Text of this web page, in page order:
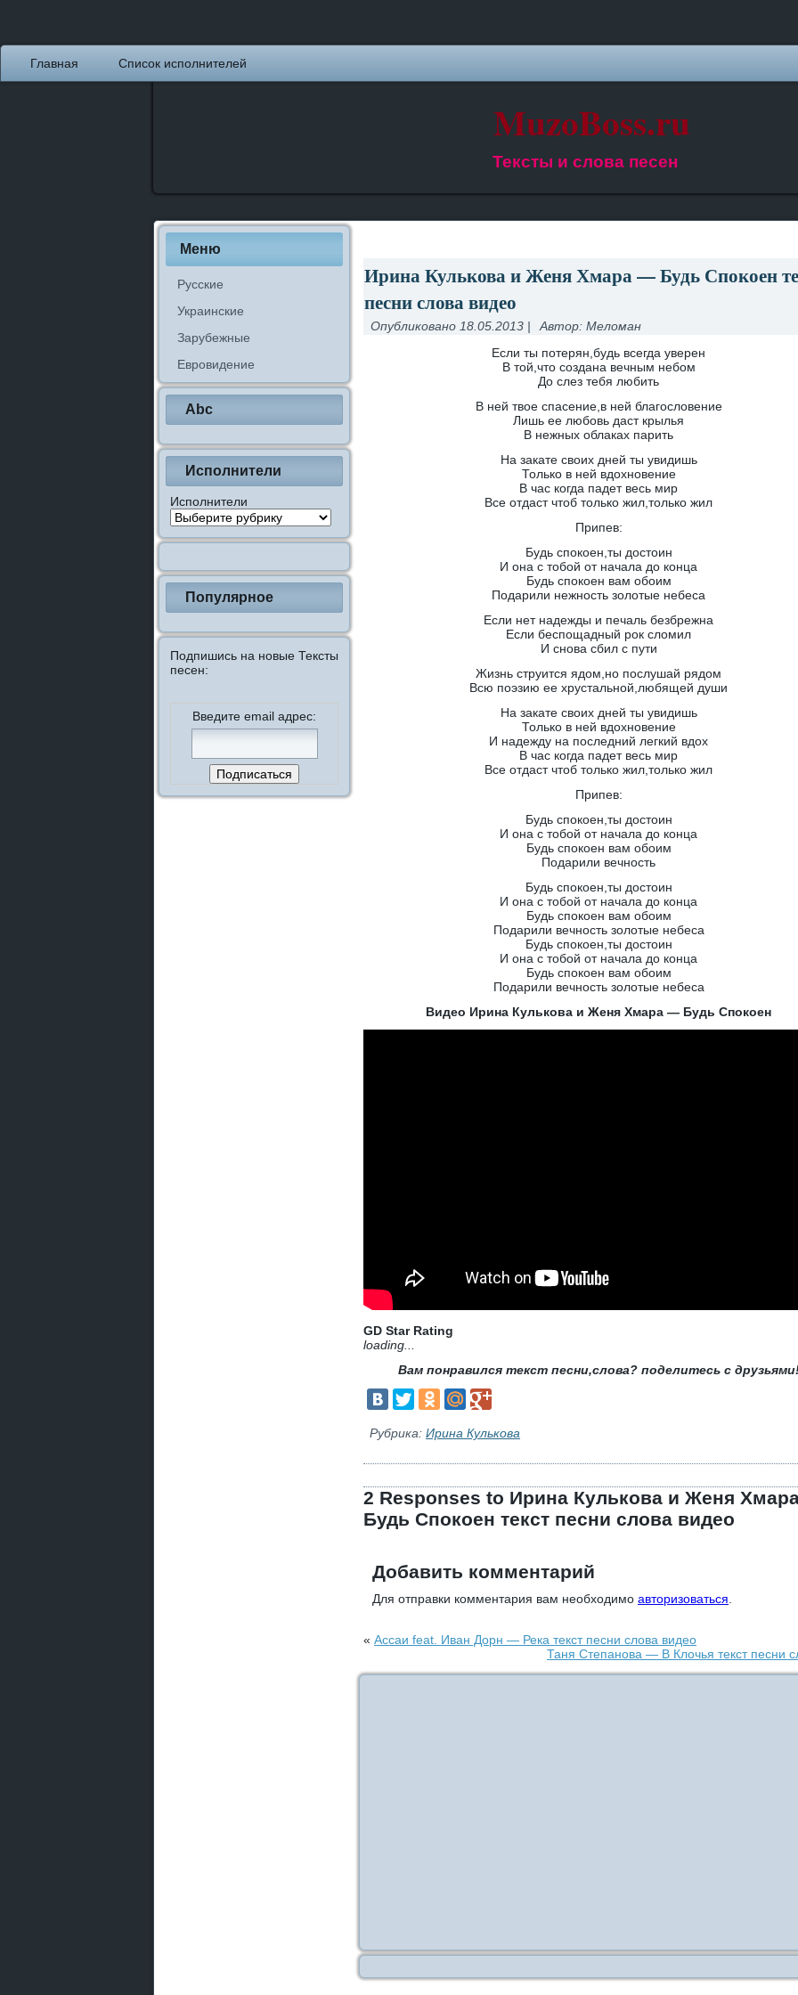
Главная Список исполнителей
MuzoBoss.ru
Тексты и слова песен
Меню
Русские
Украинские
Зарубежные
Евровидение
Abc
Исполнители
Исполнители
Популярное
Подпишись на новые Тексты
песен:
Введите email адрес:
Ирина Кулькова и Женя Хмара — Будь Спокоен
песни слова видео
Опубликовано 18.05.2013 | Автор: Меломан
Если ты потерян,будь всегда уверен
В той,что создана вечным небом
До слез тебя любить
В ней твое спасение,в ней благословение
Лишь ее любовь даст крылья
В нежных облаках парить
На закате своих дней ты увидишь
Только в ней вдохновение
В час когда падет весь мир
Все отдаст чтоб только жил,только жил
Припев:
Будь спокоен,ты достоин
И она с тобой от начала до конца
Будь спокоен вам обоим
Подарили нежность золотые небеса
Если нет надежды и печаль безбрежна
Если беспощадный рок сломил
И снова сбил с пути
Жизнь струится ядом,но послушай рядом
Всю поэзию ее хрустальной,любящей души
На закате своих дней ты увидишь
Только в ней вдохновение
И надежду на последний легкий вдох
В час когда падет весь мир
Все отдаст чтоб только жил,только жил
Припев:
Будь спокоен,ты достоин
И она с тобой от начала до конца
Будь спокоен вам обоим
Подарили вечность
Будь спокоен,ты достоин
И она с тобой от начала до конца
Будь спокоен вам обоим
Подарили вечность золотые небеса
Будь спокоен,ты достоин
И она с тобой от начала до конца
Будь спокоен вам обоим
Подарили вечность золотые небеса
Видео Ирина Кулькова и Женя Хмара — Будь Спокоен
GD Star Rating
loading...
Вам понравился текст песни,слова? поделитесь с
Рубрика: Ирина Кулькова
2 Responses to Ирина Кулькова и Женя
Будь Спокоен текст песни слова видео
Добавить комментарий
Для отправки комментария вам необходимо авторизоваться
« Ассаи feat. Иван Дорн — Река текст песни слова видео
Таня Степанова — В Клочья текст песни